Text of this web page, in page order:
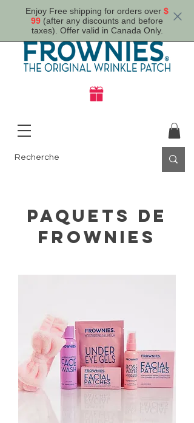
Enjoy Free shipping for orders over $
99 (after any discounts and before
taxes). Offer valid in Canada Only.
Paquets de
Frownies